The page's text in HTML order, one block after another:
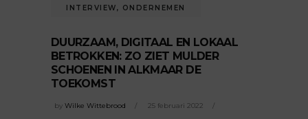
INTERVIEW, ONDERNEMEN
DUURZAAM, DIGITAAL EN LOKAAL
BETROKKEN: ZO ZIET MULDER
SCHOENEN IN ALKMAAR DE
TOEKOMST
by Wilke Wittebrood 25 februari 2022